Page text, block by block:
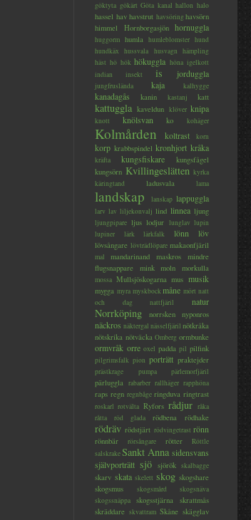
göktyta gökärt Göta kanal hallon halo
hassel hav havstrut havsöring havsörn
himmel
Hornborgasjön hornuggla
huggorm humla humleblomster hund
hundkäx
hussvala husvagn
hämpling
häst hö hök hökuggla höna igelkott
indian
insekt is jorduggla
jungfruslända kaja kalhygge
kanadagås kanin kastanj katt
kattuggla kaveldun klöver knipa
knott knölsvan ko kohäger
Kolmården koltrast korn
korp krabbspindel kronhjort kråka
kräfta kungsfiskare
kungsfågel
kungsörn Kvillingeslätten kyrka
käringtand
ladusvala lama
landskap lanskap lappuggla
larv lav liljekonvalj lind linnea ljung
ljungpipare ljus lodjur lunglav lupin
lupiner
lärk lärkfalk lönn löv
lövsångare lövträdlöpare makaonfjäril
mal mandarinand maskros
mindre
flugsnappare
mink moln morkulla
mossa Mullsjöskogarna mus musik
mygga myra myskbock måne mört natt
och dag
nattfjäril natur
Norrköping norrsken nyponros
näckros näktergal nässelfjäril nötkråka
nötskrika nötväcka Omberg ormbunke
ormvråk orre oxel padda pil pilfink
pilgrimsfalk pion porträtt praktejder
prästkrage pumpa pärlemorfjäril
pärluggla rabarber rallhäger rapphöna
raps regn regnbåge ringduva ringtrast
roskarl rotvälta Ryfors rådjur råka
råtta
röd glada rödbena rödhake
rödräv rödstjärt rödvingetrast rönn
rönnbär rörsångare rötter
Röttle
salskrakeSankt Anna sidensvans
självporträtt sjö sjörök skalbagge
skarv skata skelett skog skogshare
skogsmus
skogsmård
skogsnäva
skogssnäppa
skogsstjärna
skrattmås
skräddare skvattram Skåne skägglav